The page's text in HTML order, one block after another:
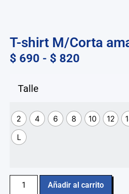
T-shirt M/Corta
$ 690 - $ 820
Talle
2 4 6 8 10 12
L
Añadir al carrito